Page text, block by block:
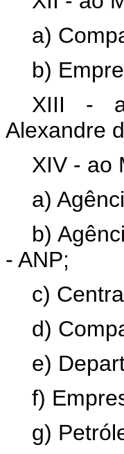
a)
b)
XIII -
Alexandre
XIV - ao
a)
b)
- ANP;
c)
d)
e)
f)
g)